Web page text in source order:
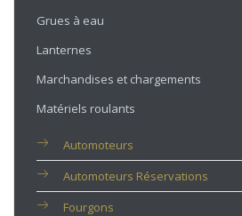
Grues à eau
Lanternes
Marchandises et chargements
Matériels roulants
Automoteurs
Automoteurs Réservations
Fourgons